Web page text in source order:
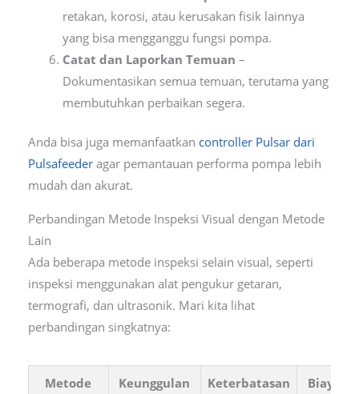
retakan, korosi, atau kerusakan fisik lainnya
yang bisa mengganggu fungsi pompa.
Catat dan Laporkan Temuan –
Dokumentasikan semua temuan, terutama yang
membutuhkan perbaikan segera.
Anda bisa juga memanfaatkan controller Pulsar dari
Pulsafeederagar pemantauan performa pompa lebih
mudah dan akurat.
Perbandingan Metode Inspeksi Visual dengan Metode
Lain
Ada beberapa metode inspeksi selain visual, seperti
inspeksi menggunakan alat pengukur getaran,
termografi, dan ultrasonik. Mari kita lihat
perbandingan singkatnya:
Metode Keunggulan Keterbatasan Biaya